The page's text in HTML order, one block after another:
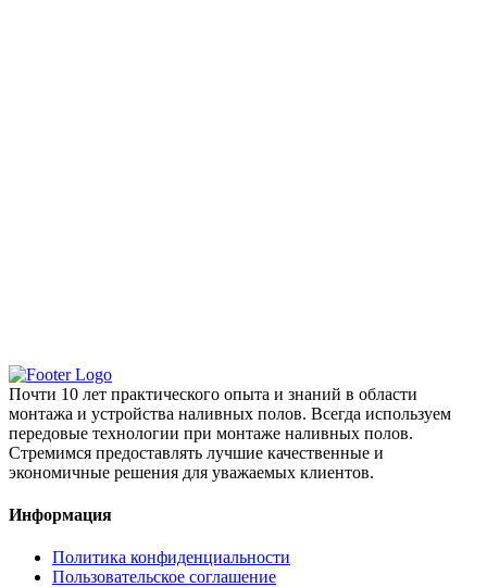
Почти 10 лет практического опыта и знаний в области
монтажа и устройства наливных полов. Всегда используем
передовые технологии при монтаже наливных полов.
Стремимся предоставлять лучшие качественные и
экономичные решения для уважаемых клиентов.
Информация
Политика конфиденциальности
Пользовательское соглашение